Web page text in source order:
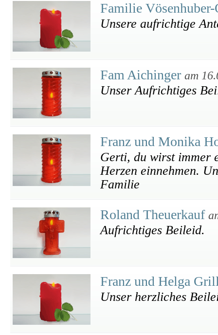
Familie
Unsere aufrichtige
Fam Aichinger am
Unser Aufrichtiges
Franz und Monika
Gerti, du wirst immer
Herzen einnehmen.
Familie
Roland Theuerkauf
Aufrichtiges Beileid.
Franz und Helga
Unser herzliches